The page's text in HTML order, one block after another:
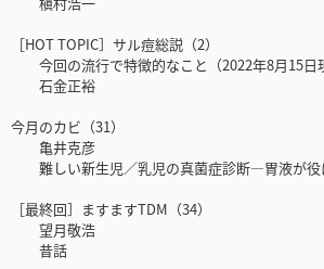
［HOT TOPIC］サル痘総説（2）
今回の流行で特徴的なこと（2022年8月15日
石金正裕
今月のカビ（31）
亀井克彦
難しい新生児／乳児の真菌症診断―胃液が役
［最終回］ますますTDM（34）
望月敬浩
昔話